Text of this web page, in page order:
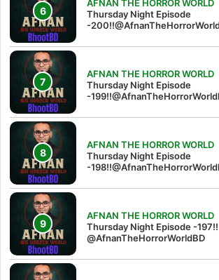
AFNAN THE HORROR WORLD
Thursday Night Episode
-
AFNAN THE HORROR WORLD
Thursday Night Episode
-
AFNAN THE HORROR WORLD
Thursday Night Episode
-
AFNAN THE HORROR WORLD
Thursday Night Episode -197!!‪
@AfnanTheHorrorWorldBD‬